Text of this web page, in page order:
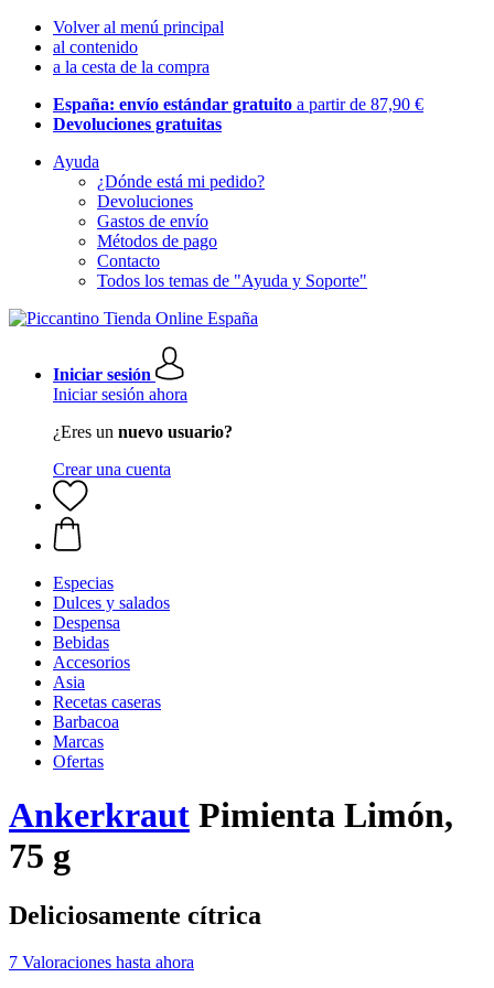
Volver al menú principal
al contenido
a la cesta de la compra
España: envío estándar gratuito a partir de 87,90 €
Devoluciones gratuitas
Ayuda
¿Dónde está mi pedido?
Devoluciones
Gastos de envío
Métodos de pago
Contacto
Todos los temas de "Ayuda y Soporte"
Iniciar sesión
Iniciar sesión ahora
¿Eres un nuevo usuario?
Crear una cuenta
Especias
Dulces y salados
Despensa
Bebidas
Accesorios
Asia
Recetas caseras
Barbacoa
Marcas
Ofertas
Ankerkraut Pimienta Limón,
75 g
Deliciosamente cítrica
7 Valoraciones hasta ahora